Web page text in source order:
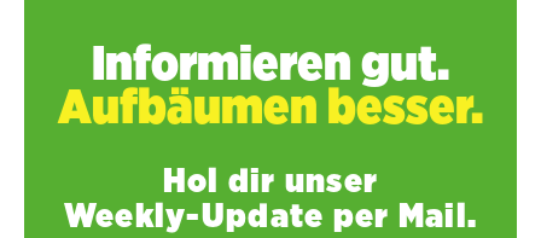
Informieren gut.
Aufbäumen besser.
Hol dir unser
Weekly-Update per Mail.